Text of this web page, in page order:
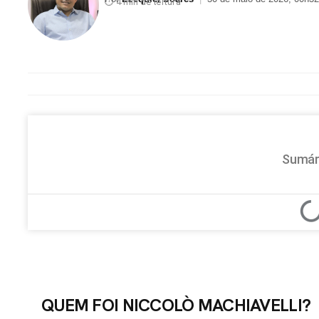
QUEM FOI NICCOLÒ MACHIAVELLI?